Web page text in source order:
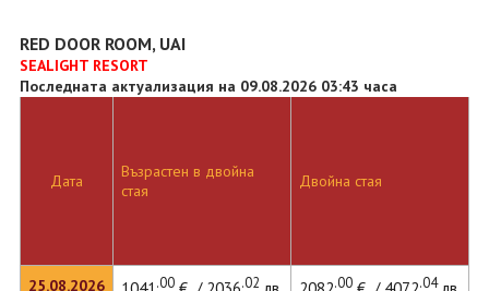
RED DOOR ROOM, UAI
SEALIGHT RESORT
Последната актуализация на 09.08.2026 03:43 часа
Дата
25.08.2026
Възрастен в двойна
стая
Двойна стая
.00 .02 .00 .04